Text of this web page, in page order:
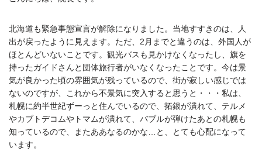
北海道も緊急事態宣言が解除になりました。当地すすきのは、人
出が戻ったように見えます。ただ、2月までと違うのは、外国人が
ほとんどいないことです。観光バスも見かけなくなったし、旗を
持ったガイドさんと団体旅行者がいなくなったことです。今は景
気が良かった頃の雰囲気が残っているので、街が寂しい感じでは
ないのですが、これから不景気に突入すると思うと・・・私は、
札幌に約半世紀ずーっと住んでいるので、拓銀が潰れて、テルメ
やカブトデコムやトマムが潰れて、バブルが弾けたあとの札幌も
知っているので、またああなるのかな…と、とても心配になって
います。